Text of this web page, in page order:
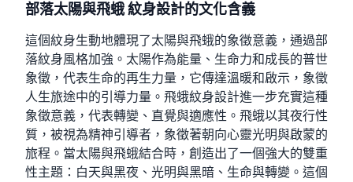
部落太陽與飛蛾 紋身設計的文化含義
這個紋身生動地體現了太陽與飛蛾的象徵意義，通過部
落紋身風格加強。太陽作為能量、生命力和成長的普世
象徵，代表生命的再生力量，它傳達溫暖和啟示，象徵
人生旅途中的引導力量。飛蛾紋身設計進一步充實這種
象徵意義，代表轉變、直覺與適應性。飛蛾以其夜行性
質，被視為精神引導者，象徵著朝向心靈光明與啟蒙的
旅程。當太陽與飛蛾結合時，創造出了一個強大的雙重
性主題：白天與黑夜、光明與黑暗、生命與轉變。這個